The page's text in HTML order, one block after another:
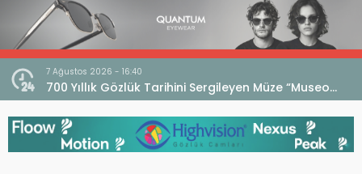
7 Ağustos 2026 - 16:40
700 Yıllık Gözlük Tarihini Sergileyen Müze “Museo
dell’Occhiale”